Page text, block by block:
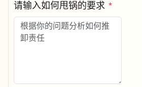
请输入如何甩锅的要求 *